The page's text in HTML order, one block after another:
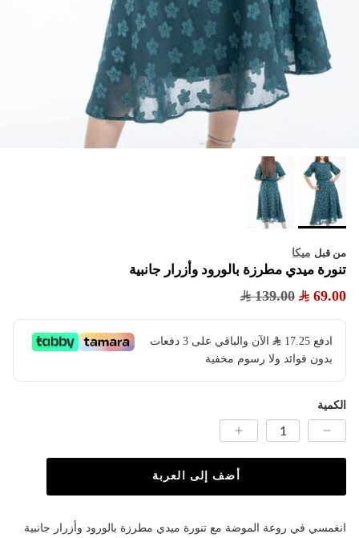
من قبل ميكا
تنورة ميدي مطرزة بالورود وأزرار جانبية
69.00
139.00
ادفع 17.25
​ الآن والباقي على 3 دفعات
بدون فوائد ولا رسوم مخفية
الكمية
أضف إلى العربة
انغمسي في روعة الموضة مع تنورة ميدي مطرزة بالورود وأزرار جانبية